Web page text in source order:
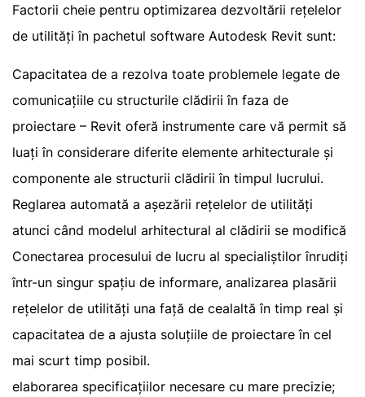
Factorii cheie pentru optimizarea dezvoltării rețelelor
de utilități în pachetul software Autodesk Revit sunt:
Capacitatea de a rezolva toate problemele legate de
comunicațiile cu structurile clădirii în faza de
proiectare – Revit oferă instrumente care vă permit să
luați în considerare diferite elemente arhitecturale și
componente ale structurii clădirii în timpul lucrului.
Reglarea automată a așezării rețelelor de utilități
atunci când modelul arhitectural al clădirii se modifică
Conectarea procesului de lucru al specialiștilor înrudiți
într-un singur spațiu de informare, analizarea plasării
rețelelor de utilități una față de cealaltă în timp real și
capacitatea de a ajusta soluțiile de proiectare în cel
mai scurt timp posibil.
elaborarea specificațiilor necesare cu mare precizie;